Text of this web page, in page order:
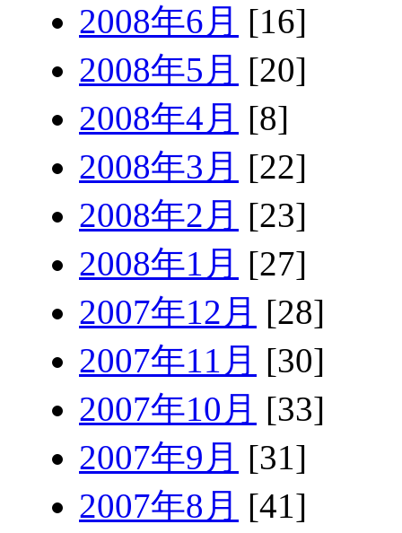
2008年6月 [16]
2008年5月 [20]
2008年4月 [8]
2008年3月 [22]
2008年2月 [23]
2008年1月 [27]
2007年12月 [28]
2007年11月 [30]
2007年10月 [33]
2007年9月 [31]
2007年8月 [41]